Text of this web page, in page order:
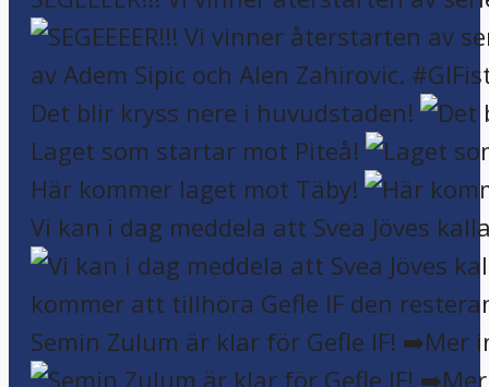
Det blir kryss nere i huvudstaden!
Laget som startar mot Piteå!
Här kommer laget mot Täby!
Vi kan i dag meddela att Svea Jöves
Semin Zulum är klar för Gefle IF! ➡️Mer